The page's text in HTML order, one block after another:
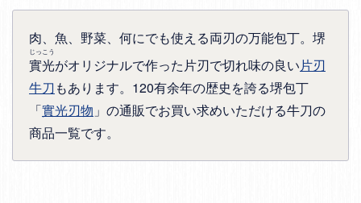
肉、魚、野菜、何にでも使える両刃の万能包丁。堺
實光
じっこう
がオリジナルで作った片刃で切れ味の良い片刃
牛刀 もあります。120有余年の歴史を誇る堺包丁
「實光刃物 」の通販でお買い求めいただける牛刀の
商品一覧です。